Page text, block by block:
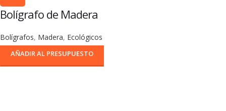
Bolígrafo de Madera
Bolígrafos, Madera, Ecológicos
AÑADIR AL PRESUPUESTO